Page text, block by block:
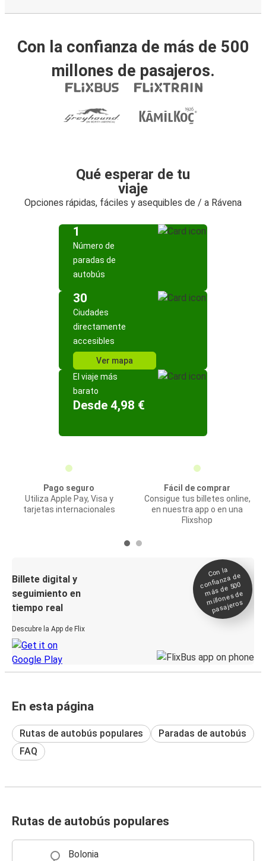
Con la confianza de más de 500
millones de pasajeros.
Qué esperar de tu
viaje
Opciones rápidas, fáciles y asequibles de / a Rávena
1
Número de
paradas de
autobús
30
Ciudades
directamente
accesibles
Ver mapa
El viaje más
barato
Desde 4,98 €
Pago seguro
Utiliza Apple Pay, Visa y
tarjetas internacionales
Fácil de comprar
Consigue tus billetes online,
en nuestra app o en una
Flixshop
Billete digital y
seguimiento en
tiempo real
Descubre la App de Flix
Con la
confianza de
más de 500
millones de
pasajeros
En esta página
Rutas de autobús populares
Paradas de autobús
FAQ
Rutas de autobús populares
Bolonia